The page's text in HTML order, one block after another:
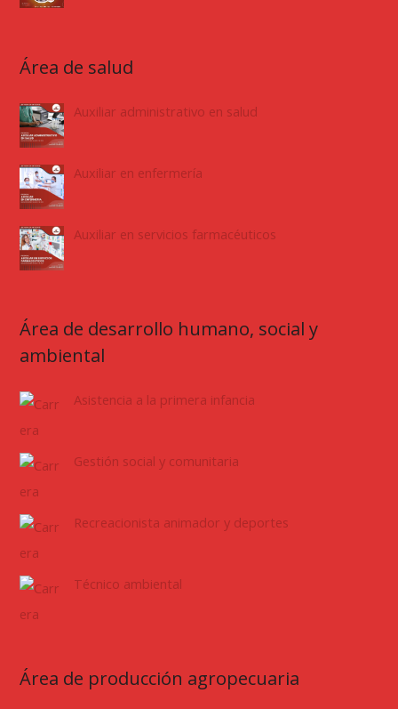
Área de salud
Auxiliar administrativo en salud
Auxiliar en enfermería
Auxiliar en servicios farmacéuticos
Área de desarrollo humano, social y
ambiental
Asistencia a la primera infancia
Gestión social y comunitaria
Recreacionista animador y deportes
Técnico ambiental
Área de producción agropecuaria